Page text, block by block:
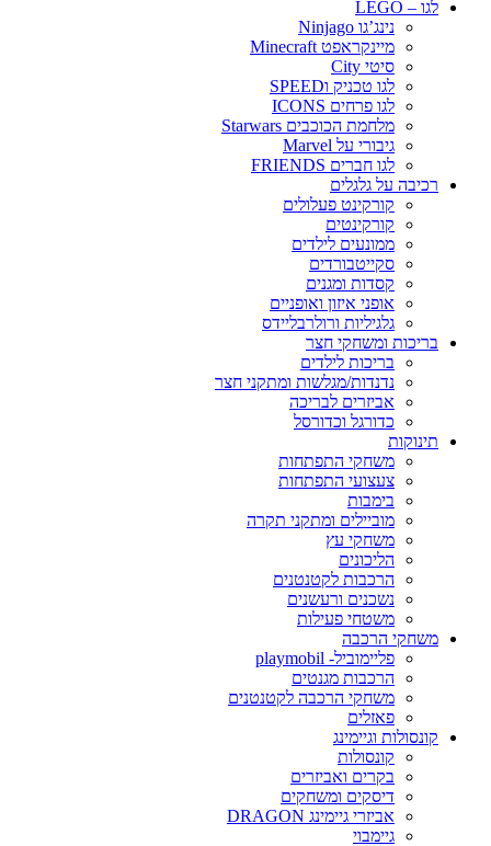
לגו – LEGO
נינג’גו Ninjago
מיינקראפט Minecraft
סיטי City
לגו טכניק וSPEED
לגו פרחים ICONS
מלחמת הכוכבים Starwars
גיבורי על Marvel
לגו חברים FRIENDS
רכיבה על גלגלים
קורקינט פעלולים
קורקינטים
ממונעים לילדים
סקייטבורדים
קסדות ומגנים
אופני איזון ואופניים
גלגיליות ורולרבליידס
בריכות ומשחקי חצר
בריכות לילדים
נדנדות/מגלשות ומתקני חצר
אביזרים לבריכה
כדורגל וכדורסל
תינוקות
משחקי התפתחות
צעצועי התפתחות
בימבות
מוביילים ומתקני תקרה
משחקי עץ
הליכונים
הרכבות לקטנטנים
נשכנים ורעשנים
משטחי פעילות
משחקי הרכבה
פליימוביל- playmobil
הרכבות מגנטים
משחקי הרכבה לקטנטנים
פאזלים
קונסולות וגיימינג
קונסולות
בקרים ואביזרים
דיסקים ומשחקים
אביזרי גיימינג DRAGON
גיימבוי